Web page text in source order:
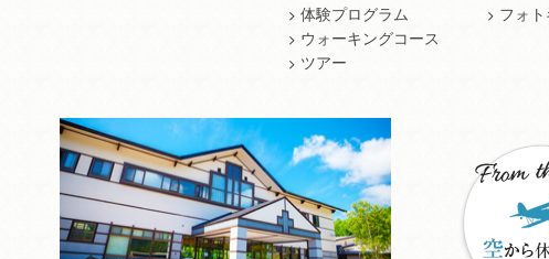
体験プログラム
ウォーキングコース
ツアー
フォ